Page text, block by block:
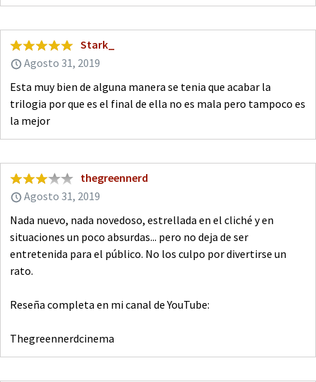
Stark_
Agosto 31, 2019
Esta muy bien de alguna manera se tenia que acabar la
trilogia por que es el final de ella no es mala pero tampoco es
la mejor
thegreennerd
Agosto 31, 2019
Nada nuevo, nada novedoso, estrellada en el cliché y en
situaciones un poco absurdas... pero no deja de ser
entretenida para el público. No los culpo por divertirse un
rato.
Reseña completa en mi canal de YouTube:
Thegreennerdcinema